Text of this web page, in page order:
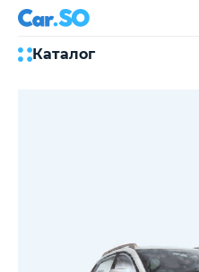
Каталог